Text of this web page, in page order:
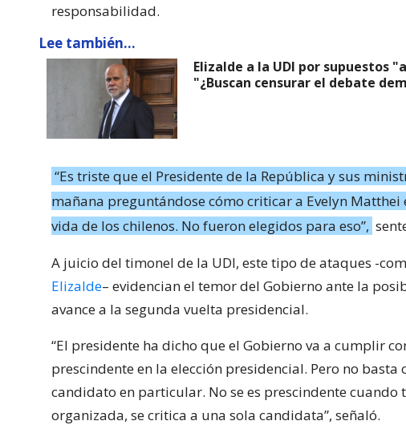
responsabilidad.
Lee también...
Elizalde a la UDI por supuestos
"¿Buscan censurar el debate
“Es triste que el Presidente de la República y sus
mañana preguntándose cómo criticar a Evelyn Matthei
vida de los chilenos. No fueron elegidos para eso”,
A juicio del timonel de la UDI, este tipo de ataques -
Elizalde– evidencian el temor del Gobierno ante la
avance a la segunda vuelta presidencial.
“El presidente ha dicho que el Gobierno va a cumplir
prescindente en la elección presidencial. Pero no basta
candidato en particular. No se es prescindente cuando
organizada, se critica a una sola candidata”, señaló.